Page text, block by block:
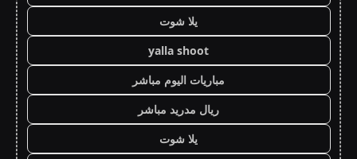
يلا شوت
yalla shoot
مباريات اليوم مباشر
ريال مدريد مباشر
يلا شوت